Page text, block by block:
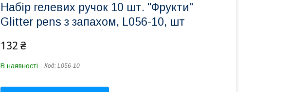
Набір гелевих ручок 10 шт. "Фрукти"
Glitter pens з запахом, L056-10, шт
132 ₴
В наявності Код: L056-10